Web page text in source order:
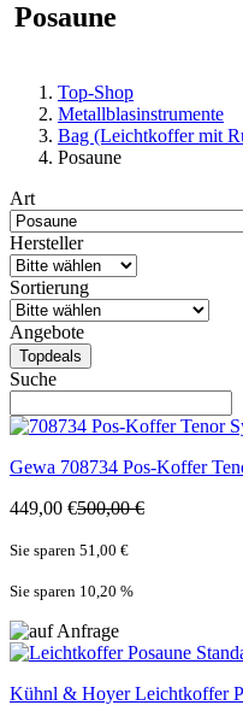
Posaune
Top-Shop
Metallblasinstrumente
Bag (Leichtkoffer mit
Posaune
Art
Hersteller
Sortierung
Angebote
Topdeals
Suche
Gewa 708734 Pos-Koffer
449,00 €500,00 €
Sie sparen 51,00 €
Sie sparen 10,20 %
Kühnl & HoyerLeichtkoffer